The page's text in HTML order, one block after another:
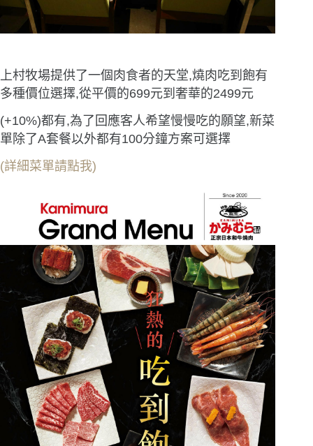
上村牧場提供了一個肉食者的天堂,燒肉吃到飽有
多種價位選擇,從平價的699元到奢華的2499元
(+10%)都有,為了回應客人希望慢慢吃的願望,新菜
單除了A套餐以外都有100分鐘方案可選擇
(詳細菜單請點我)